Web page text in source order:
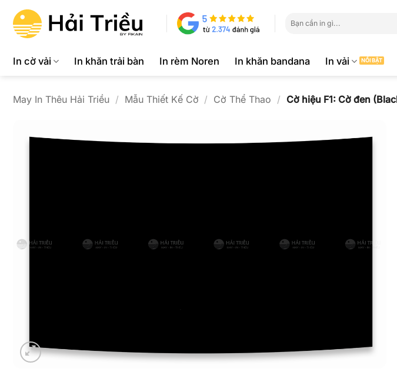
qua
kiếm:
In cờ vải In khăn trải bàn In rèm Noren In khăn bandana In vải
May In Thêu Hải Triều / Mẫu Thiết Kế Cờ / Cờ Thể Thao / Cờ hiệu F1: Cờ đen